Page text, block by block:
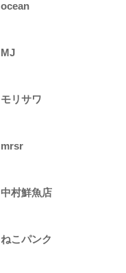
ocean
MJ
モリサワ
mrsr
中村鮮魚店
ねこパンク